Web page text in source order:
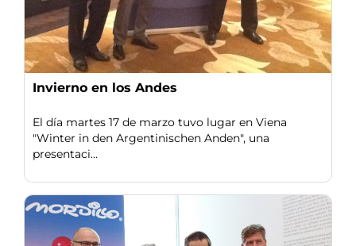
Invierno en los Andes
El día martes 17 de marzo tuvo lugar en Viena
"Winter in den Argentinischen Anden", una
presentaci...